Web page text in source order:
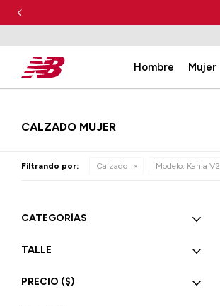
Hombre Mujer
CALZADO MUJER
Filtrando por: Calzado Modelo: Kahia V2
CATEGORÍAS
TALLE
PRECIO ($)